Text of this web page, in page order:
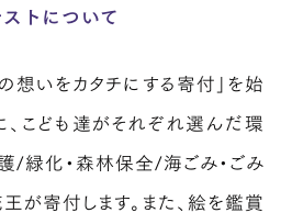
トについて
想いをカタチにする寄付」を始
、こども達がそれぞれ選んだ環
/緑化・森林保全/海ごみ・ごみ
が寄付します。また、絵を鑑賞